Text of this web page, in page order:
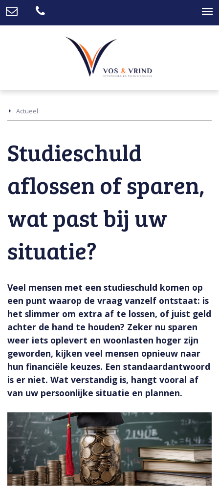
Actueel
Studieschuld
aflossen of sparen,
wat past bij uw
situatie?
Veel mensen met een studieschuld komen op
een punt waarop de vraag vanzelf ontstaat: is
het slimmer om extra af te lossen, of juist geld
achter de hand te houden? Zeker nu sparen
weer iets oplevert en woonlasten hoger zijn
geworden, kijken veel mensen opnieuw naar
hun financiële keuzes. Een standaardantwoord
is er niet. Wat verstandig is, hangt vooral af
van uw persoonlijke situatie en plannen.